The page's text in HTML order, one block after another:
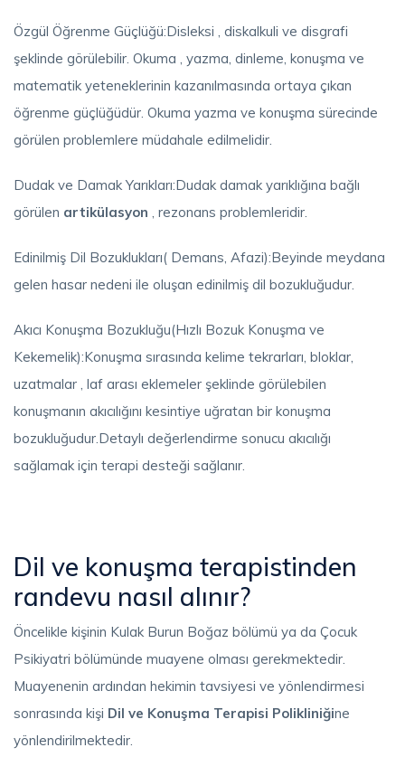
Özgül Öğrenme Güçlüğü:Disleksi , diskalkuli ve disgrafi
şeklinde görülebilir. Okuma , yazma, dinleme, konuşma ve
matematik yeteneklerinin kazanılmasında ortaya çıkan
öğrenme güçlüğüdür. Okuma yazma ve konuşma sürecinde
görülen problemlere müdahale edilmelidir.
Dudak ve Damak Yarıkları:Dudak damak yarıklığına bağlı
görülen artikülasyon , rezonans problemleridir.
Edinilmiş Dil Bozuklukları( Demans, Afazi):Beyinde meydana
gelen hasar nedeni ile oluşan edinilmiş dil bozukluğudur.
Akıcı Konuşma Bozukluğu(Hızlı Bozuk Konuşma ve
Kekemelik):Konuşma sırasında kelime tekrarları, bloklar,
uzatmalar , laf arası eklemeler şeklinde görülebilen
konuşmanın akıcılığını kesintiye uğratan bir konuşma
bozukluğudur.Detaylı değerlendirme sonucu akıcılığı
sağlamak için terapi desteği sağlanır.
Dil ve konuşma terapistinden
randevu nasıl alınır?
Öncelikle kişinin Kulak Burun Boğaz bölümü ya da Çocuk
Psikiyatri bölümünde muayene olması gerekmektedir.
Muayenenin ardından hekimin tavsiyesi ve yönlendirmesi
sonrasında kişi Dil ve Konuşma Terapisi Polikliniğine
yönlendirilmektedir.